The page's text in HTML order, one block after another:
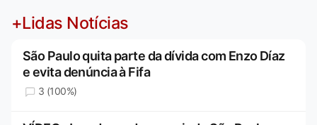
+Lidas Notícias
São Paulo quita parte da dívida com Enzo Díaz
e evita denúncia à Fifa
3 (100%)